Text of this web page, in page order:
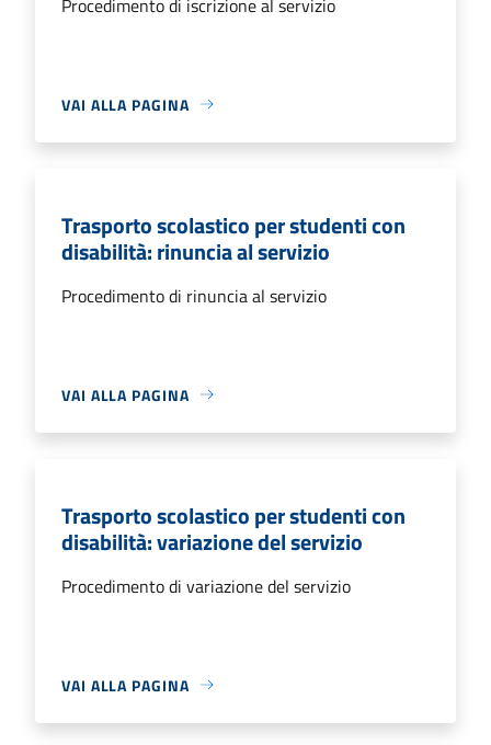
VAI ALLA PAGINA
Trasporto scolastico per studenti con
disabilità: rinuncia al servizio
Procedimento di rinuncia al servizio
VAI ALLA PAGINA
Trasporto scolastico per studenti con
disabilità: variazione del servizio
Procedimento di variazione del servizio
VAI ALLA PAGINA